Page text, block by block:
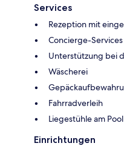
Services
Rezeption mit
Concierge-Services
Unterstützung bei
Wäscherei
Fahrradverleih
Liegestühle am Pool
Einrichtungen